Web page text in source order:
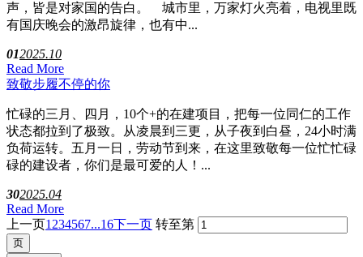
声，皆是对家国的告白。 城市里，万家灯火亮着，电视里既
有国庆晚会的激昂旋律，也有中...
012025.10
Read More
致敬步履不停的你
忙碌的三月、四月，10个+的在建项目，把每一位同仁的工作
状态都拉到了极致。从凌晨到三更，从子夜到白昼，24小时满
负荷运转。五月一日，劳动节到来，在这里致敬每一位忙忙碌
碌的建设者，你们是最可爱的人！...
302025.04
Read More
上一页1 234567...16下一页 转至第